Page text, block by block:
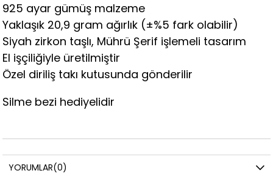
925 ayar gümüş malzeme
Yaklaşık 20,9 gram ağırlık (±%5 fark olabilir)
Siyah zirkon taşlı, Mührü Şerif işlemeli tasarım
El işçiliğiyle üretilmiştir
Özel diriliş takı kutusunda gönderilir
Silme bezi hediyelidir
YORUMLAR(0)